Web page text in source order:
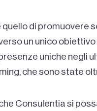
quello di
un unico
uniche negli
che sono state
Consulentia si